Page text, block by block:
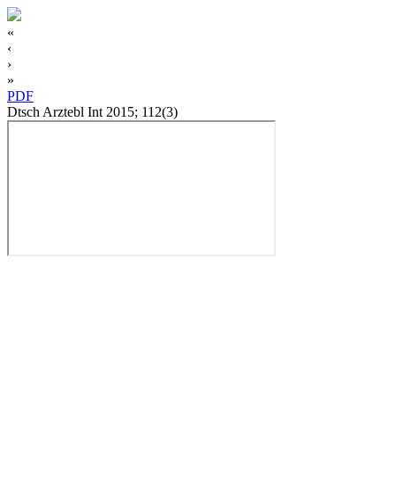
«
‹
›
»
PDF
Dtsch Arztebl Int 2015; 112(3)